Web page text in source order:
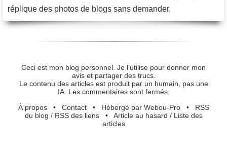
réplique des photos de blogs sans demander.
Ceci est mon blog personnel. Je l’utilise pour donner mon
avis et partager des trucs.
Le contenu des articles est produit par un humain, pas une
IA. Les commentaires sont fermés.
À propos• Contact• Hébergé par Webou-Pro• RSS
du blog / RSS des liens• Article au hasard / Liste des
articles